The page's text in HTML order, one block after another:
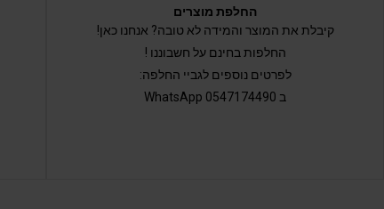
החלפת מוצרים
קיבלת את המוצר והמידה לא טובה? אנחנו כאן!
החלפות בחינם על חשבוננו !
לפרטים נוספים לגביי החלפה:
ב 0547174490 WhatsApp